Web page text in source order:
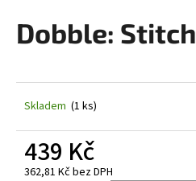
produktu
je
5
hvězdiček.
Dobble: Stitch
Skladem (1 ks)
439 Kč
362,81 Kč bez DPH
HLEDAT
o
p
o